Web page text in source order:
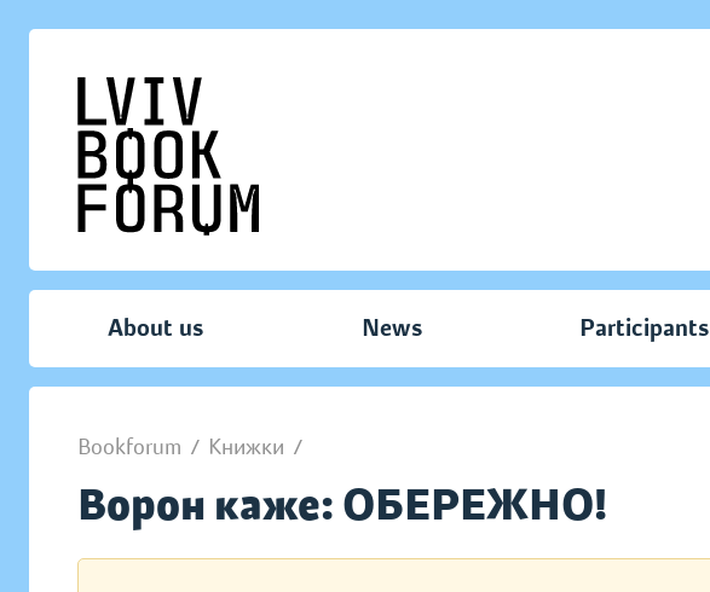
About us News Participants
Bookforum / Книжки /
Ворон каже: ОБЕРЕЖНО!